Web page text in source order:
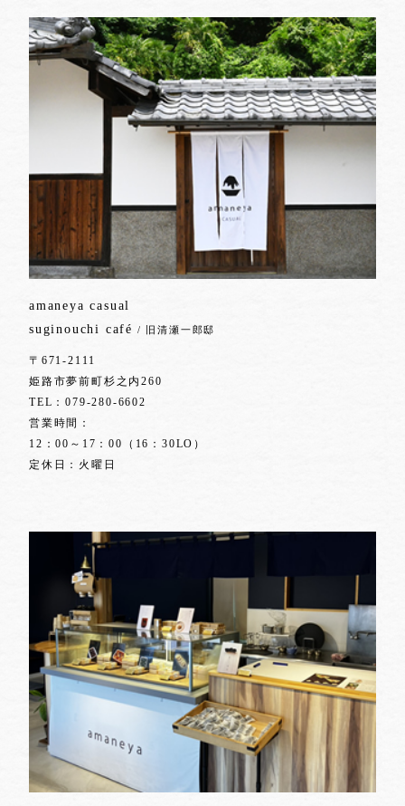
amaneya casual
suginouchi café / 旧清瀬一郎邸
〒671-2111
姫路市夢前町杉之内260
TEL：079-280-6602
営業時間：
12：00～17：00（16：30LO）
定休日：火曜日